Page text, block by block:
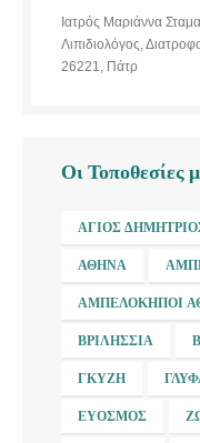
Ιατρός Μαριάννα
Λιπιδιολόγος,
26221, Πάτρ
Οι Τοποθεσίες
ΆΓΙΟΣ
ΑΘΉΝΑ
ΑΜΠΕΛΌΚΗΠΟΙ
ΒΡΙΛΉΣΣΙΑ
ΓΚΎΖΗ
ΕΎΟΣΜΟΣ